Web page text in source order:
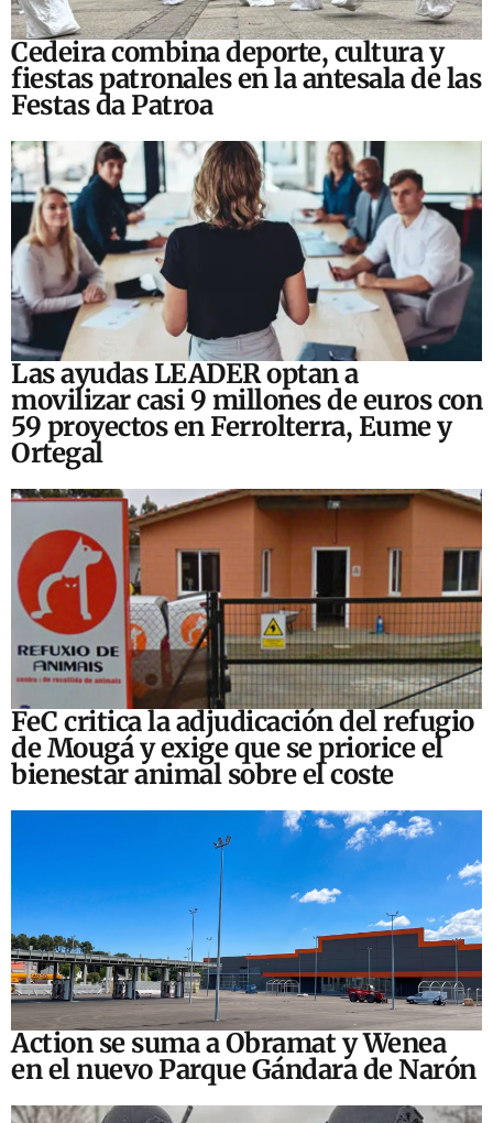
Cedeira combina deporte, cultura y
fiestas patronales en la antesala de las
Festas da Patroa
Las ayudas LEADER optan a
movilizar casi 9 millones de euros con
59 proyectos en Ferrolterra, Eume y
Ortegal
FeC critica la adjudicación del refugio
de Mougá y exige que se priorice el
bienestar animal sobre el coste
Action se suma a Obramat y Wenea
en el nuevo Parque Gándara de Narón